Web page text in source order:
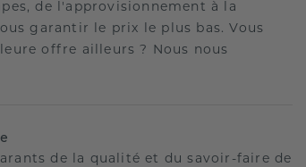
de l'approvisionnement à la
garantir le prix le plus bas. Vous
offre ailleurs ? Nous nous
de la qualité et du savoir-faire de